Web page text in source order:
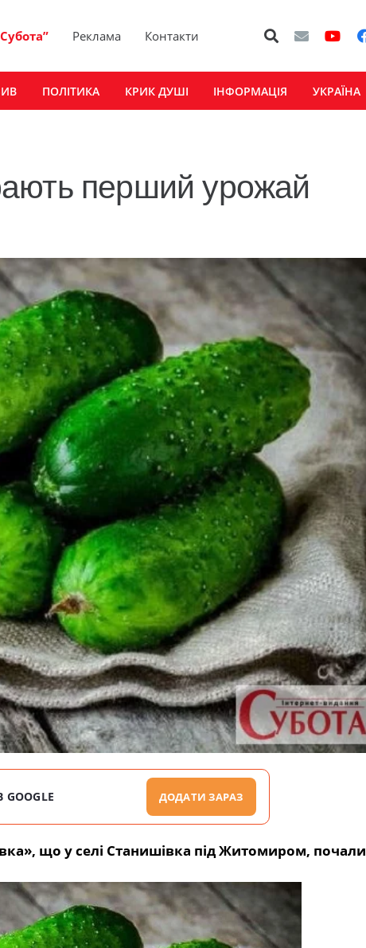
Реклама Контакти
ПОЛІТИКА КРИК ДУШІ ІНФОРМАЦІЯ УКРАЇНА
перший урожай
ДОДАТИ ЗАРАЗ
що у селі Станишівка під Житомиром, почали